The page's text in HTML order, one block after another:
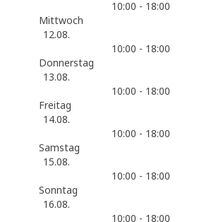
10:00 - 18:00
Mittwoch
12.08.
10:00 - 18:00
Donnerstag
13.08.
10:00 - 18:00
Freitag
14.08.
10:00 - 18:00
Samstag
15.08.
10:00 - 18:00
Sonntag
16.08.
10:00 - 18:00